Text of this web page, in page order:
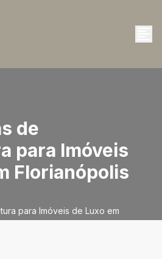
de
para Imóveis
Florianópolis
para Imóveis de Luxo em